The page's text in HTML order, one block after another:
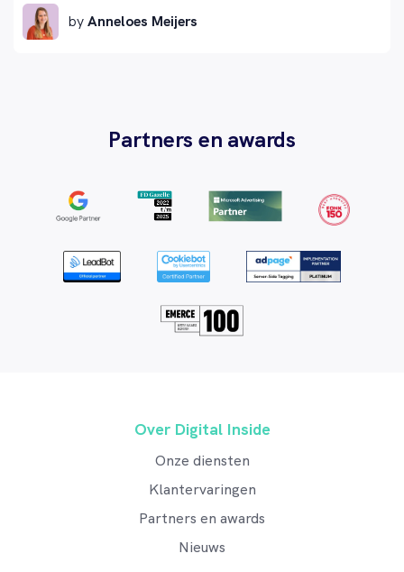
byAnneloes Meijers
Partners en awards
Over Digital Inside
Onze diensten
Klantervaringen
Partners en awards
Nieuws